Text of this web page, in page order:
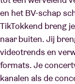
en het BV-schap
TikTokkend breng
naar buiten. Jij
videotrends en
formats. Je
kanalen als de